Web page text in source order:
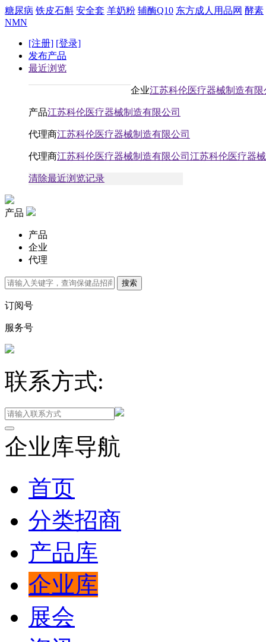
糖尿病 铁皮石斛 安全套 羊奶粉 辅酶Q10 东方成人用品网 酵素
NMN
[注册] [登录]
发布产品
最近浏览
企业江苏科伦医疗器械制造有限
产品江苏科伦医疗器械制造有限公司
代理商江苏科伦医疗器械制造有限公司
代理商江苏科伦医疗器械制造有限公司江苏科伦医疗器
清除最近浏览记录
产品
产品
企业
代理
订阅号
服务号
联系方式:
企业库导航
首页
分类招商
产品库
企业库
展会